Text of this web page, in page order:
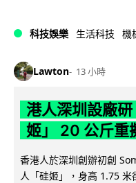
科技娛樂 生活科技 機
Lawton 13 小時
港人深圳設廠
姬」 20 公斤重
香港人於深圳創辦初創
人「硅姬」，身高 1.75